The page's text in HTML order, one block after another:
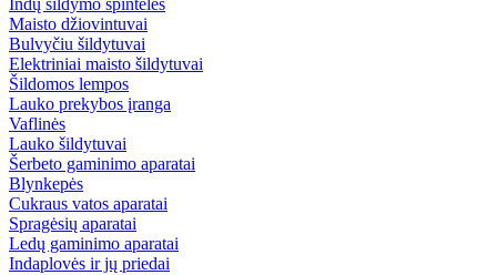
Indų šildymo spintelės
Maisto džiovintuvai
Bulvyčiu šildytuvai
Elektriniai maisto šildytuvai
Šildomos lempos
Lauko prekybos įranga
Vaflinės
Lauko šildytuvai
Šerbeto gaminimo aparatai
Blynkepės
Cukraus vatos aparatai
Spragėsių aparatai
Ledų gaminimo aparatai
Indaplovės ir jų priedai